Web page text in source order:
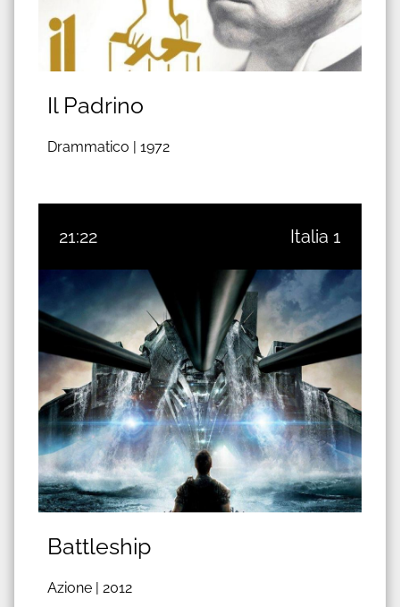
Il Padrino
Drammatico | 1972
21:22 Italia 1
Battleship
Azione | 2012